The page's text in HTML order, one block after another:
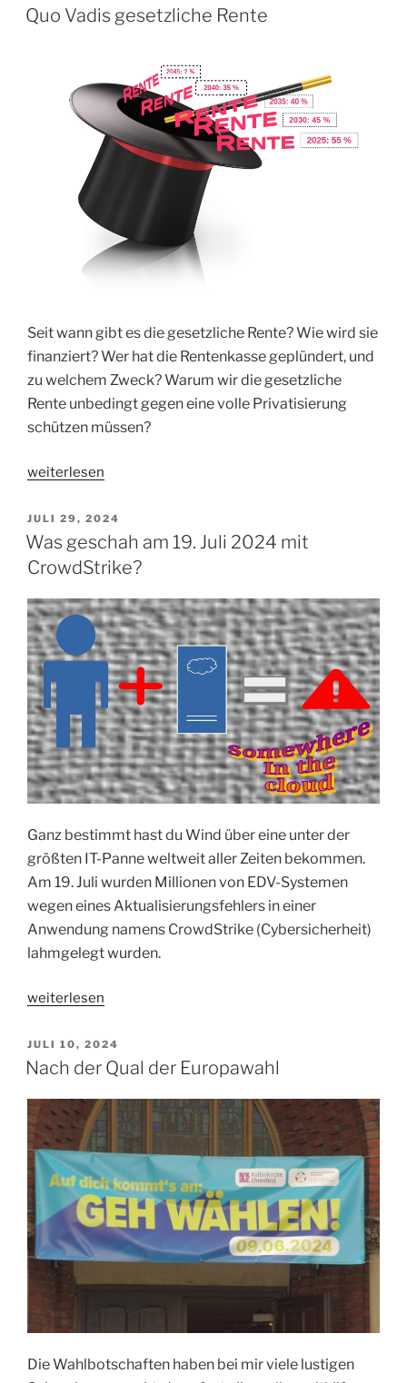
noch,
AM
Quo Vadis gesetzliche Rente
Seit wann gibt es die gesetzliche Rente? Wie wird sie
finanziert? Wer hat die Rentenkasse geplündert, und
zu welchem Zweck? Warum wir die gesetzliche
Rente unbedingt gegen eine volle Privatisierung
schützen müssen?
„Quo
gesetzliche
Rente“
weiterlesen
VERÖFFENTLICHT
AM
JULI 29, 2024
Was geschah am 19. Juli 2024 mit
CrowdStrike?
Ganz bestimmt hast du Wind über eine unter der
größten IT-Panne weltweit aller Zeiten bekommen.
Am 19. Juli wurden Millionen von EDV-Systemen
wegen eines Aktualisierungsfehlers in einer
Anwendung namens CrowdStrike (Cybersicherheit)
lahmgelegt wurden.
„Was
am
19.
2024
mit
CrowdStrike?“
weiterlesen
VERÖFFENTLICHT
AM
JULI 10, 2024
Nach der Qual der Europawahl
Die Wahlbotschaften haben bei mir viele lustigen